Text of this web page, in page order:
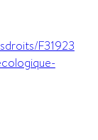
F31923